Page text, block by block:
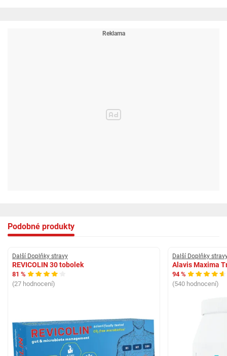
Podobné produkty
Další Doplňky stravy
REVICOLIN 30 tobolek
81 %
(27 hodnocení)
Další Doplňky
Alavis Maxima
94 %
(540 hodnocení)